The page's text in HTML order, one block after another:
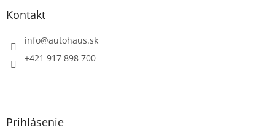
Kontakt
info@autohaus.sk
+421 917 898 700
Prihlásenie